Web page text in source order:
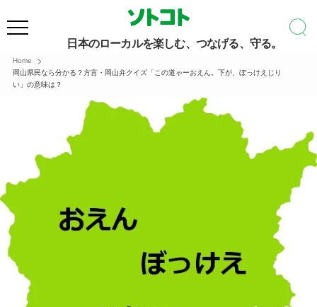
日本のローカルを楽しむ、つなげる、守る。
Home
岡山県民なら分かる？︎方言・岡山弁クイズ「この道ゃーおえん。下が、ぼっけえじり
い」の意味は？